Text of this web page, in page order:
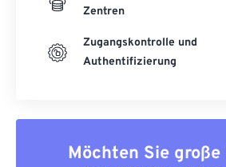
Zentren
Zugangskontrolle und
Authentifizierung
Möchten Sie große